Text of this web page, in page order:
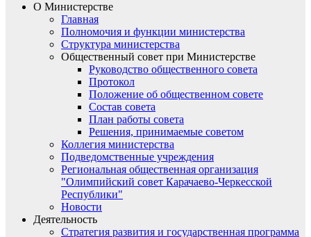
О Министерстве
Главная
Полномочия и функции министерства
Структура министерства
Общественный совет при Министерстве
Руководство общественного совета
Протокол
Положение об общественном совете
Состав совета
План работы совета
Решения, принимаемые советом
Коллегия министерства
Подведомственные учреждения
Региональная общественная организация
"Олимпийский совет Карачаево-Черкесской
Республики"
Новости
Деятельность
Стратегия развития и государственная программа